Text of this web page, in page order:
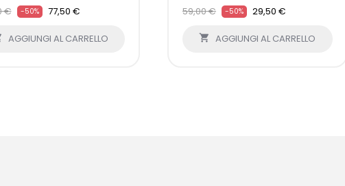
€ -50% 77,50 €
AGGIUNGI AL CARRELLO
59,00 € -50% 29,50 €
 AGGIUNGI AL CARRELLO